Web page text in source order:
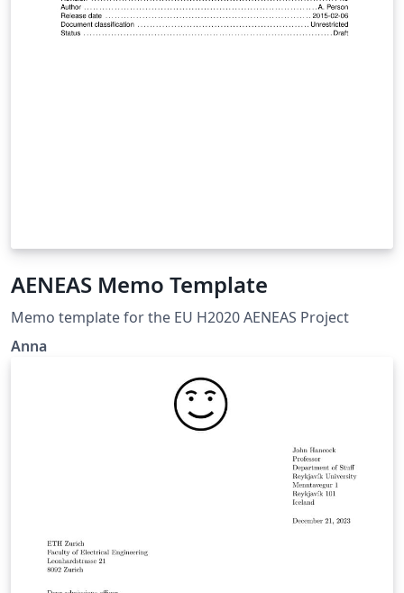
AENEAS Memo Template
Memo template for the EU H2020 AENEAS Project
Anna